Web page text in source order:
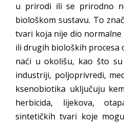
u prirodi ili se prirodno
biološkom sustavu. To
tvari koja nije dio
ili drugih bioloških procesa
naći u okolišu, kao što
industriji, poljoprivredi,
ksenobiotika uključuju
herbicida, lijekova,
sintetičkih tvari koje